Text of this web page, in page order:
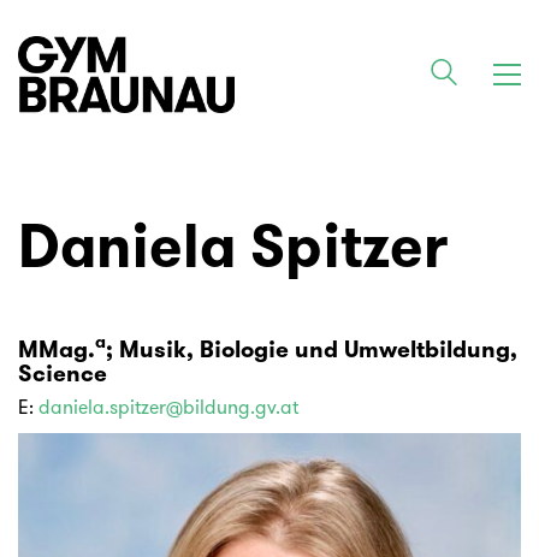
Daniela Spitzer
MMag.a; Musik, Biologie und Umweltbildung,
Science
E: daniela.spitzer@bildung.gv.at